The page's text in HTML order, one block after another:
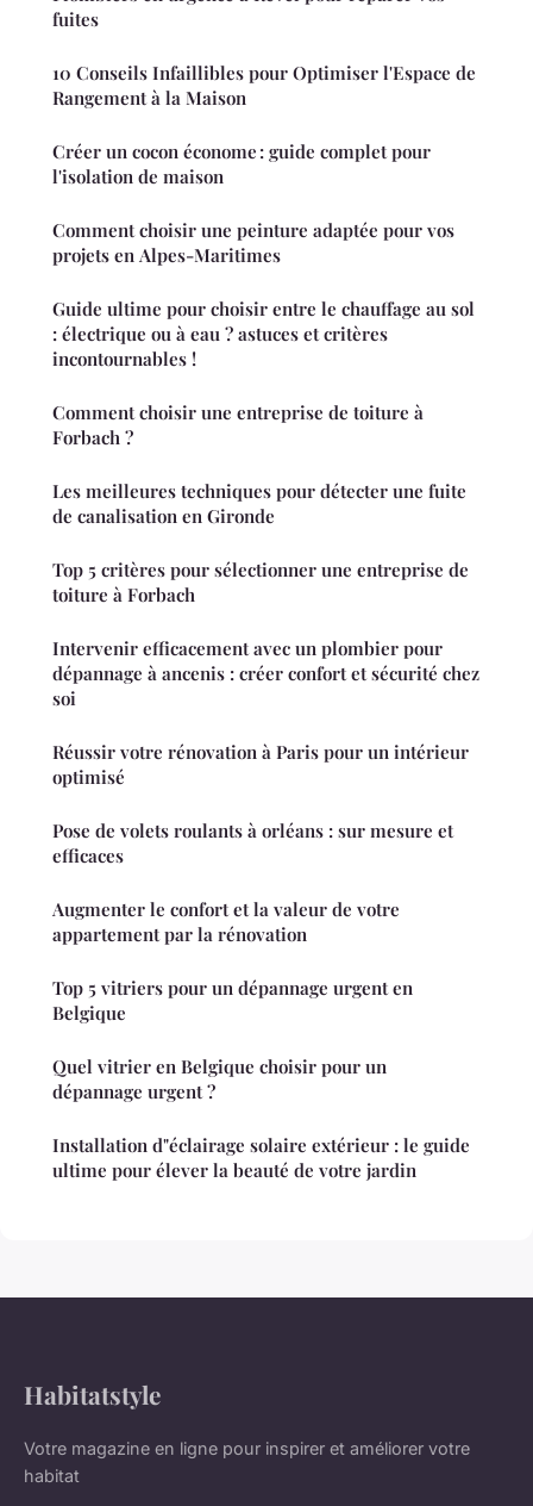
fuites
10 Conseils Infaillibles pour Optimiser l'Espace de
Rangement à la Maison
Créer un cocon économe : guide complet pour
l'isolation de maison
Comment choisir une peinture adaptée pour vos
projets en Alpes-Maritimes
Guide ultime pour choisir entre le chauffage au sol
: électrique ou à eau ? astuces et critères
incontournables !
Comment choisir une entreprise de toiture à
Forbach ?
Les meilleures techniques pour détecter une fuite
de canalisation en Gironde
Top 5 critères pour sélectionner une entreprise de
toiture à Forbach
Intervenir efficacement avec un plombier pour
dépannage à ancenis : créer confort et sécurité chez
soi
Réussir votre rénovation à Paris pour un intérieur
optimisé
Pose de volets roulants à orléans : sur mesure et
efficaces
Augmenter le confort et la valeur de votre
appartement par la rénovation
Top 5 vitriers pour un dépannage urgent en
Belgique
Quel vitrier en Belgique choisir pour un
dépannage urgent ?
Installation d"éclairage solaire extérieur : le guide
ultime pour élever la beauté de votre jardin
Habitatstyle
Votre magazine en ligne pour inspirer et améliorer votre
habitat